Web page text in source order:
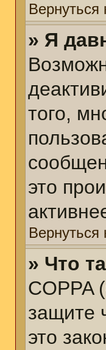
Вернуться
» Я
того,
это
Вернуться
» Что
COPPA
защите
это